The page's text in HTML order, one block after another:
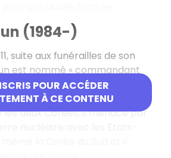
POUR ACCÉDER
À CE CONTENU
(1984-)
suite aux funérailles de son
est nommé « commandant
populaire de Corée.
2013 sa volonté de cesser
les deux Corées, il menace par